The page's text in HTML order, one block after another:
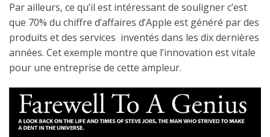
Par ailleurs, ce qu’il est intéressant de souligner c’est
que 70% du chiffre d’affaires d’Apple est généré par des
produits et des services inventés dans les dix dernières
années. Cet exemple montre que l’innovation est vitale
pour une entreprise de cette ampleur.